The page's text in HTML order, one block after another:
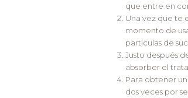
que entre en
Una vez que te
momento de
partículas de
Justo después
absorber el
Para obtener
dos veces por